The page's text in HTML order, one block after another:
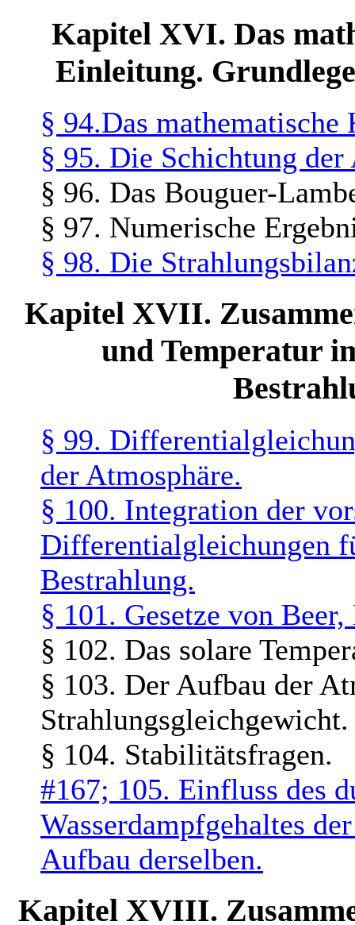
Kapitel XVI. Das
Einleitung.
§ 94.Das
§ 95. Die Schichtung der
§ 96. Das Bouguer-
§ 97. Numerische
§ 98. Die
Kapitel XVII.
und Temperatur
§ 99.
der Atmosphäre.
§ 100. Integration der
Differentialgleichungen
Bestrahlung.
§ 101. Gesetze von
§ 102. Das solare
§ 103. Der Aufbau der
Strahlungsgleichgewicht.
§ 104. Stabilitätsfragen.
#167; 105. Einfluss des
Wasserdampfgehaltes
Aufbau derselben.
Kapitel XVIII.